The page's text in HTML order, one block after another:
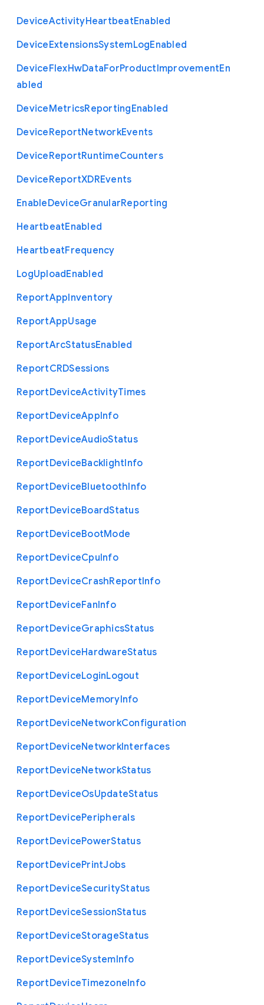
DeviceActivityHeartbeatEnabled
DeviceExtensionsSystemLogEnabled
DeviceFlexHwDataForProductImprovementEn
abled
DeviceMetricsReportingEnabled
DeviceReportNetworkEvents
DeviceReportRuntimeCounters
DeviceReportXDREvents
EnableDeviceGranularReporting
HeartbeatEnabled
HeartbeatFrequency
LogUploadEnabled
ReportAppInventory
ReportAppUsage
ReportArcStatusEnabled
ReportCRDSessions
ReportDeviceActivityTimes
ReportDeviceAppInfo
ReportDeviceAudioStatus
ReportDeviceBacklightInfo
ReportDeviceBluetoothInfo
ReportDeviceBoardStatus
ReportDeviceBootMode
ReportDeviceCpuInfo
ReportDeviceCrashReportInfo
ReportDeviceFanInfo
ReportDeviceGraphicsStatus
ReportDeviceHardwareStatus
ReportDeviceLoginLogout
ReportDeviceMemoryInfo
ReportDeviceNetworkConfiguration
ReportDeviceNetworkInterfaces
ReportDeviceNetworkStatus
ReportDeviceOsUpdateStatus
ReportDevicePeripherals
ReportDevicePowerStatus
ReportDevicePrintJobs
ReportDeviceSecurityStatus
ReportDeviceSessionStatus
ReportDeviceStorageStatus
ReportDeviceSystemInfo
ReportDeviceTimezoneInfo